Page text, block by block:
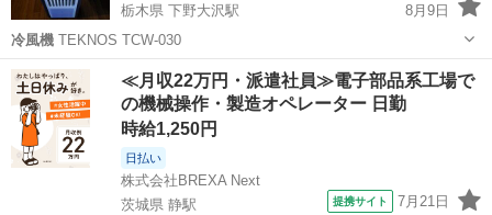
栃木県 下野大沢駅
8月9日
冷風機TEKNOS TCW-030
栃木 宇都宮市 下野大沢駅 季節、空調家電
≪月収22万円・派遣社員≫電子部品系工場で
の機械操作・製造オペレーター 日勤
時給1,250円
日払い
株式会社BREXA Next
茨城県 静駅
提携サイト 7月21日